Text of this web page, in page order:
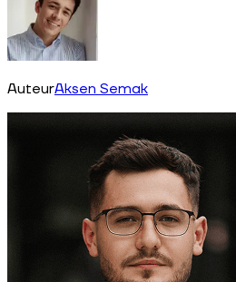
AuteurAksen Semak